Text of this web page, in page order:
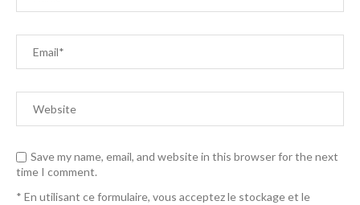
Save my name, email, and website in this browser for the next
time I comment.
* En utilisant ce formulaire, vous acceptez le stockage et le